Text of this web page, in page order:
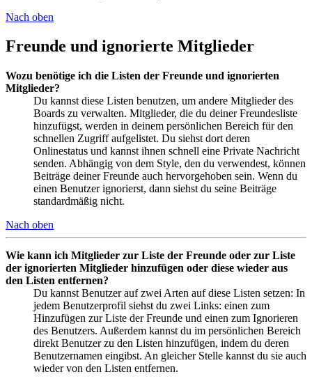
Nach oben
Freunde und ignorierte Mitglieder
Wozu benötige ich die Listen der Freunde und ignorierten
Mitglieder?
Du kannst diese Listen benutzen, um andere Mitglieder des
Boards zu verwalten. Mitglieder, die du deiner Freundesliste
hinzufügst, werden in deinem persönlichen Bereich für den
schnellen Zugriff aufgelistet. Du siehst dort deren
Onlinestatus und kannst ihnen schnell eine Private Nachricht
senden. Abhängig von dem Style, den du verwendest, können
Beiträge deiner Freunde auch hervorgehoben sein. Wenn du
einen Benutzer ignorierst, dann siehst du seine Beiträge
standardmäßig nicht.
Nach oben
Wie kann ich Mitglieder zur Liste der Freunde oder zur Liste
der ignorierten Mitglieder hinzufügen oder diese wieder aus
den Listen entfernen?
Du kannst Benutzer auf zwei Arten auf diese Listen setzen: In
jedem Benutzerprofil siehst du zwei Links: einen zum
Hinzufügen zur Liste der Freunde und einen zum Ignorieren
des Benutzers. Außerdem kannst du im persönlichen Bereich
direkt Benutzer zu den Listen hinzufügen, indem du deren
Benutzernamen eingibst. An gleicher Stelle kannst du sie auch
wieder von den Listen entfernen.